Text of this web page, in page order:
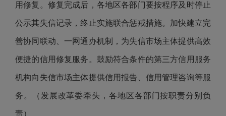
用修复。修复完成后，各地区各部门要按程序及时停止
公示其失信记录，终止实施联合惩戒措施。加快建立完
善协同联动、一网通办机制，为失信市场主体提供高效
便捷的信用修复服务。鼓励符合条件的第三方信用服务
机构向失信市场主体提供信用报告、信用管理咨询等服
务。（发展改革委牵头，各地区各部门按职责分别负
责）